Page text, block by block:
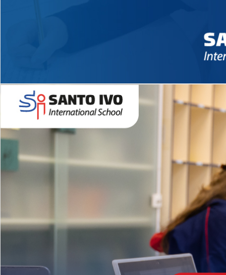
Novidades 2026 High School
EDUCAÇÃO INFANTIL
Inglês todos os dias
MÉDIO
igh School
Dupla Diplomação